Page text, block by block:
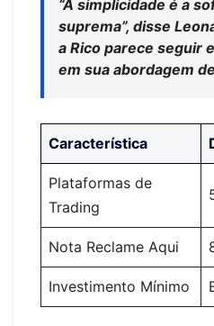
“A simplicidade é a
suprema”, disse
a Rico parece seguir
em sua abordagem
Característica
Plataformas de
Trading
Nota Reclame Aqui
Investimento Mínimo